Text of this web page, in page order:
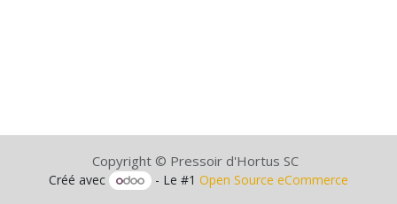
Copyright © Pressoir d'Hortus SC
Créé avec - Le #1Open Source eCommerce